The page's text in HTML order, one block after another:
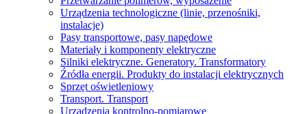
Urządzenia technologiczne (linie, przenośniki,
instalacje)
Pasy transportowe, pasy napędowe
Materiały i komponenty elektryczne
Silniki elektryczne. Generatory. Transformatory
Źródła energii. Produkty do instalacji elektrycznych
Sprzęt oświetleniowy
Transport. Transport
Urządzenia kontrolno-pomiarowe